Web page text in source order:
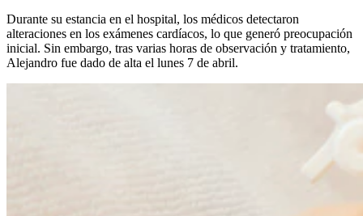
Durante su estancia en el hospital, los médicos detectaron
alteraciones en los exámenes cardíacos, lo que generó preocupación
inicial. Sin embargo, tras varias horas de observación y tratamiento,
Alejandro fue dado de alta el lunes 7 de abril.